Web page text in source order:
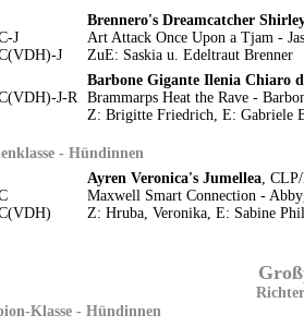
J
J
Brennero's Dreamcatcher
Art Attack Once Upon a Tjam -
ZuE: Saskia u. Edeltraut Brenner
J-R
Barbone Gigante Ilenia Chiaro
Brammarps Heat the Rave -
Z: Brigitte Friedrich, E: Gabriele
- Hündinnen
Ayren Veronica's Jumellea, CLP/
Maxwell Smart Connection -
Z: Hruba, Veronika, E: Sabine
Klasse - Hündinnen